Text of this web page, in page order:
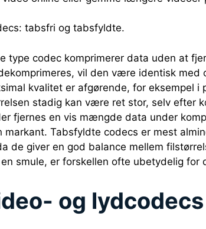
tabsfri og tabsfyldte.
type codec komprimerer data uden at
vil den være identisk med
kvalitet er afgørende, for eksempel i
stadig kan være ret stor, selv efter
fjernes en vis mængde data under
markant. Tabsfyldte codecs er mest
de giver en god balance mellem
smule, er forskellen ofte ubetydelig for
og lydcodecs